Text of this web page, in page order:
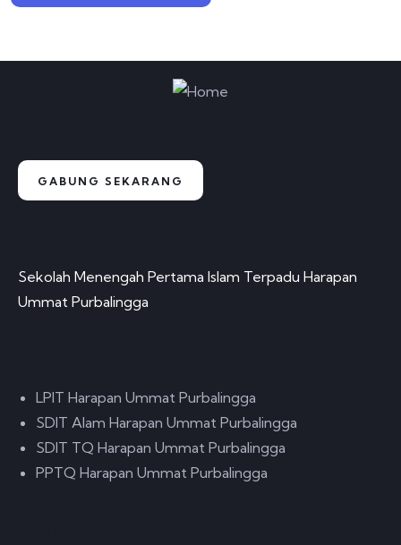
GABUNG SEKARANG
Sekolah Menengah Pertama Islam Terpadu Harapan
Ummat Purbalingga
LPIT Harapan Ummat Purbalingga
SDIT Alam Harapan Ummat Purbalingga
SDIT TQ Harapan Ummat Purbalingga
PPTQ Harapan Ummat Purbalingga